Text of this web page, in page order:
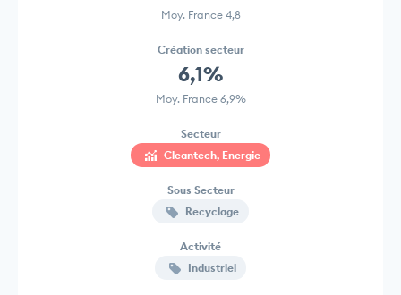
Moy. France 4,8
Création secteur
6,1%
Moy. France 6,9%
Secteur
Cleantech, Energie
Sous Secteur
Recyclage
Activité
Industriel